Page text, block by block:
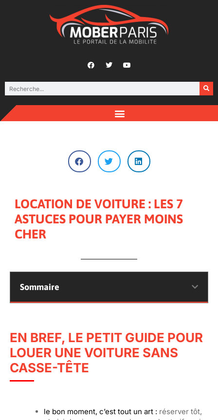
LOCATION DE VOITURE : LES 7
ASTUCES POUR PAYER MOINS
CHER
Sommaire
EN BREF, LE PETIT GUIDE POUR
LOUER UNE VOITURE SANS
CASSE-TÊTE
le bon moment, c’est tout un art : réserver tôt,